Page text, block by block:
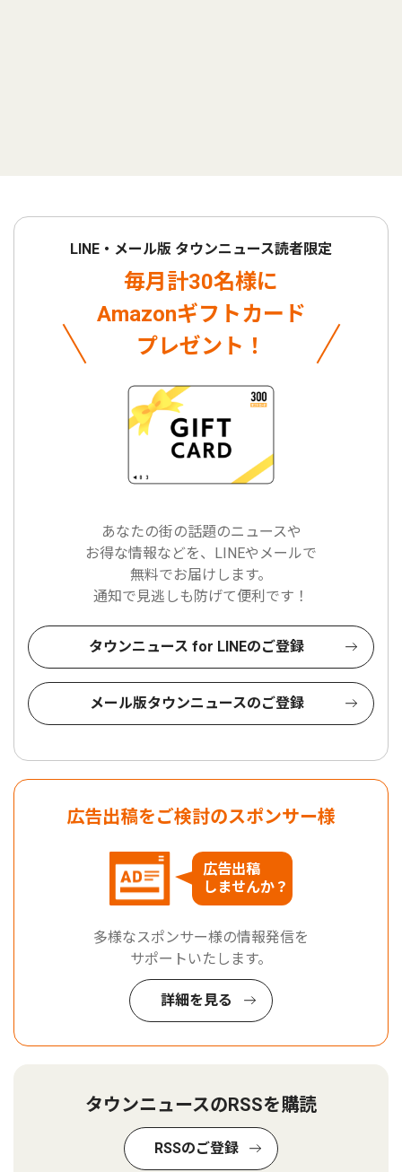
LINE・メール版 タウンニュース読者限定
毎月計30名様に
Amazonギフトカード
プレゼント！
あなたの街の話題のニュースや
お得な情報などを、LINEやメールで
無料でお届けします。
通知で見逃しも防げて便利です！
タウンニュース for LINEのご登録
メール版タウンニュースのご登録
広告出稿をご検討のスポンサー様
広告出稿
しませんか？
多様なスポンサー様の情報発信を
サポートいたします。
詳細を見る
タウンニュースのRSSを購読
RSSのご登録